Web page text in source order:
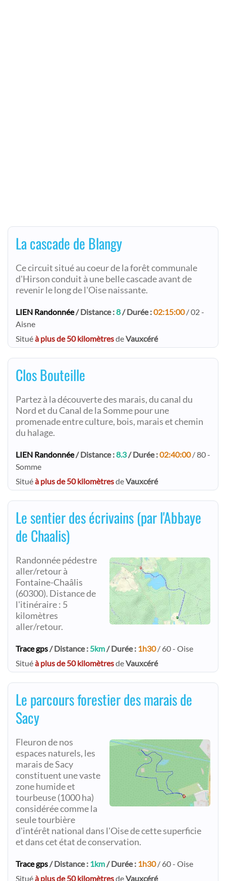
La cascade de Blangy
Ce circuit situé au coeur de la forêt communale
d'Hirson conduit à une belle cascade avant de
revenir le long de l'Oise naissante.
LIEN Randonnée/ Distance :8/ Durée :02:15:00/ 02 -
Aisne
Situéà plus de 50 kilomètresdeVauxcéré
Clos Bouteille
Partez à la découverte des marais, du canal du
Nord et du Canal de la Somme pour une
promenade entre culture, bois, marais et chemin
du halage.
LIEN Randonnée/ Distance :8.3/ Durée :02:40:00/ 80 -
Somme
Situéà plus de 50 kilomètresdeVauxcéré
Le sentier des écrivains (par l'Abbaye
de Chaalis)
Randonnée pédestre
aller/retour à
Fontaine-Chaâlis
(60300). Distance de
l'itinéraire : 5
kilomètres
aller/retour.
Trace gps/ Distance : 5km/ Durée : 1h30/ 60 - Oise
Situéà plus de 50 kilomètresdeVauxcéré
Le parcours forestier des marais de
Sacy
Fleuron de nos
espaces naturels, les
marais de Sacy
constituent une vaste
zone humide et
tourbeuse (1000 ha)
considérée comme la
seule tourbière
d'intérêt national dans l'Oise de cette superficie
et dans cet état de conservation.
Trace gps/ Distance : 1km/ Durée : 1h30/ 60 - Oise
Situéà plus de 50 kilomètresdeVauxcéré